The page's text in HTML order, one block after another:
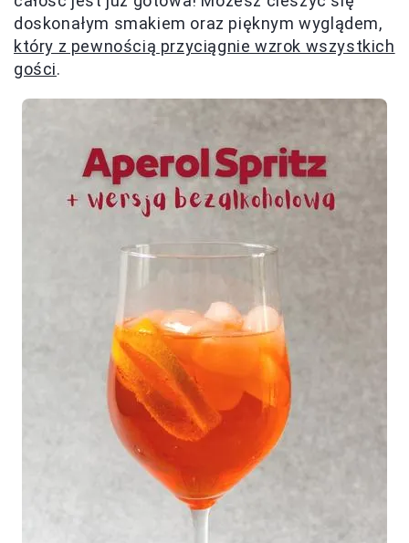
doskonałym smakiem oraz pięknym wyglądem,
który z pewnością przyciągnie wzrok wszystkich
gości.